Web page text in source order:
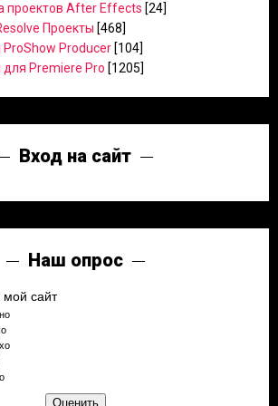
проектов After Effects [24]
Проекты [468]
ProShow Producer [104]
для Premiere Pro [1205]
Вход на сайт
Наш опрос
сайт